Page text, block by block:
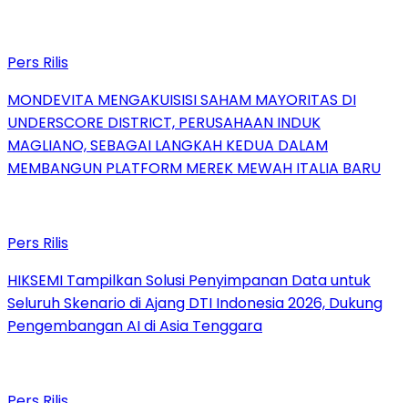
Pers Rilis
MONDEVITA MENGAKUISISI SAHAM MAYORITAS DI
UNDERSCORE DISTRICT, PERUSAHAAN INDUK
MAGLIANO, SEBAGAI LANGKAH KEDUA DALAM
MEMBANGUN PLATFORM MEREK MEWAH ITALIA BARU
Pers Rilis
HIKSEMI Tampilkan Solusi Penyimpanan Data untuk
Seluruh Skenario di Ajang DTI Indonesia 2026, Dukung
Pengembangan AI di Asia Tenggara